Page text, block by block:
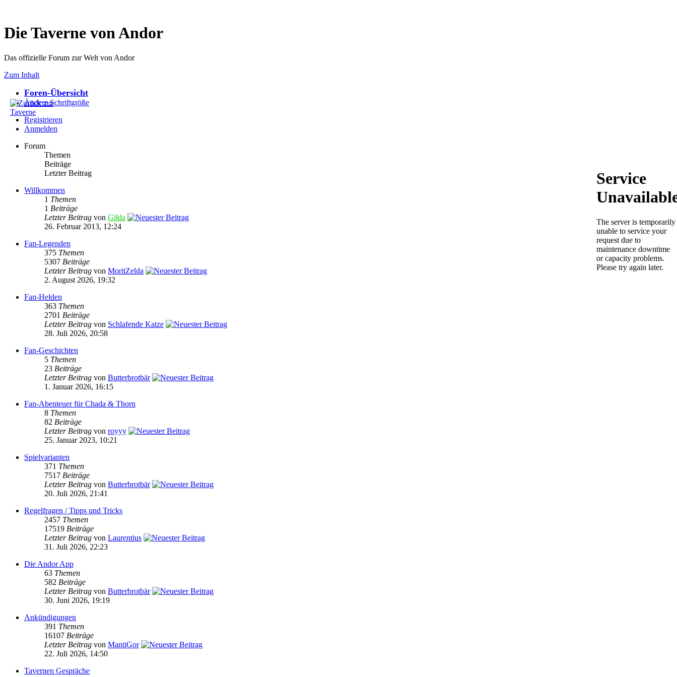
Die Taverne von Andor
Das offizielle Forum zur Welt von Andor
Zum Inhalt
Foren-Übersicht
Ändere Schriftgröße
Registrieren
Anmelden
Forum
Themen
Beiträge
Letzter Beitrag
Willkommen
1 Themen
1 Beiträge
Letzter Beitrag von Gilda
26. Februar 2013, 12:24
Fan-Legenden
375 Themen
5307 Beiträge
Letzter Beitrag von MoritZelda
2. August 2026, 19:32
Fan-Helden
363 Themen
2701 Beiträge
Letzter Beitrag von Schlafende Katze
28. Juli 2026, 20:58
Fan-Geschichten
5 Themen
23 Beiträge
Letzter Beitrag von Butterbrotbär
1. Januar 2026, 16:15
Fan-Abenteuer für Chada & Thorn
8 Themen
82 Beiträge
Letzter Beitrag von royyy
25. Januar 2023, 10:21
Spielvarianten
371 Themen
7517 Beiträge
Letzter Beitrag von Butterbrotbär
20. Juli 2026, 21:41
Regelfragen / Tipps und Tricks
2457 Themen
17519 Beiträge
Letzter Beitrag von Laurentius
31. Juli 2026, 22:23
Die Andor App
63 Themen
582 Beiträge
Letzter Beitrag von Butterbrotbär
30. Juni 2026, 19:19
Ankündigungen
391 Themen
16107 Beiträge
Letzter Beitrag von MantiGor
22. Juli 2026, 14:50
Tavernen Gespräche